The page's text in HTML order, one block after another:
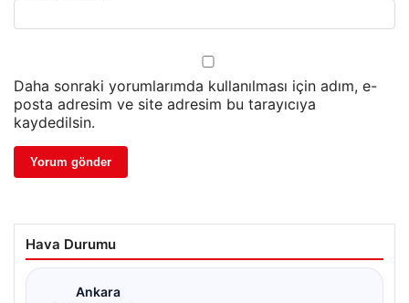
Daha sonraki yorumlarımda kullanılması için adım, e-
posta adresim ve site adresim bu tarayıcıya
kaydedilsin.
Hava Durumu
Ankara